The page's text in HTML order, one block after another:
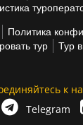
Политика
тур
Тур
к
Telegram